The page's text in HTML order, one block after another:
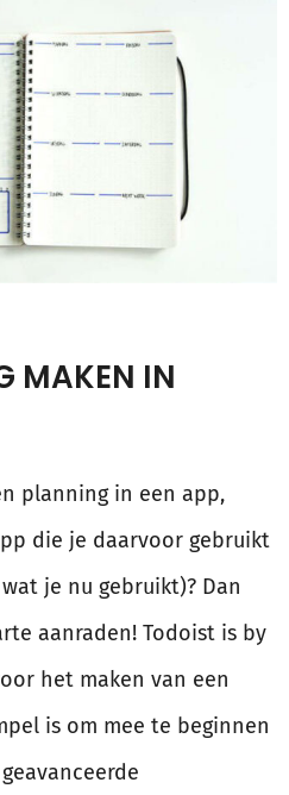
MAKEN IN
planning in een app,
die je daarvoor gebruikt
je nu gebruikt)? Dan
aanraden! Todoist is by
het maken van een
is om mee te beginnen